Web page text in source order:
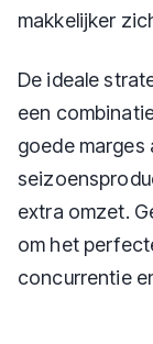
makkelijker
De ideale
een
goede marges
extra omzet.
om het
concurrentie